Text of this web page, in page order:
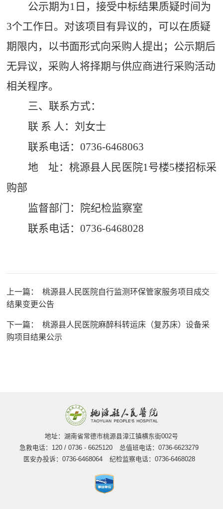
公示期为1日，接受中标结果质疑时间为
3个工作日。对该项目有异议的，可以在质疑
期限内，以书面形式向采购人提出；公示期后
无异议，采购人将择期与供应商进行采购活动
相关程序。
三、联系方式：
联 系 人：刘女士
联系电话：0736-6468063
地 址：桃源县人民医院1号楼5楼招标采
购部
监督部门：院纪检监察室
联系电话：0736-6468028
上一篇：
桃源县人民医院自行监测环保管家服务项目成交
结果变更公告
下一篇：
桃源县人民医院麻醉科转运床（复苏床）设备采
购项目结果公示
地址：湖南省常德市桃源县漳江镇横东街002号
急救电话：120 / 0736 - 6625120
总值班电话：0736-6623279
医安办投诉：0736-6468064
纪检监察电话：0736-6468028